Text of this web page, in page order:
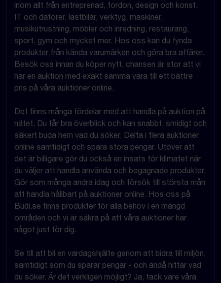
inom allt från entreprenad, fordon, design och konst,
IT och datorer, lastbilar, verktyg, maskiner,
musikutrustning, möbler och inredning, restaurang,
sport, gym och mycket mer. Hos oss kan du fynda
produkter från kända varumärken och göra bra affärer.
Besök oss innan du köper nytt, chansen är stor att vi
har en auktion med exakt samma vara till ett bättre
pris på våra auktioner online.
Det finns många fördelar med att handla på auktion på
nätet. Du får bra överblick och kan snabbt, smidigt och
säkert buda hem vad du söker. Delta i flera auktioner
online samtidigt och spara stora pengar. Utöver att
det är billigare gör du också en insats för klimatet när
du väljer att handla använda och begagnade produkter.
Gör som många andra idag och försök till största mån
att handla hållbart på auktioner online. Hos oss på
Budi.se finns produkter för alla behov i en mängd
områden och vi är säkra på att våra auktioner har
något just för dig.
Se till att bli en vardagshjälte genom att bidra till miljön,
samtidigt som du sparar pengar - och ändå hittar vad
du söker. Är det verkligen möjligt? Ja, tack vare våra